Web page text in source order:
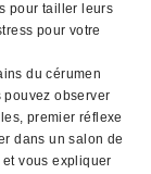
pour tailler leurs
pour votre
du cérumen
pouvez observer
premier réflexe
dans un salon de
vous expliquer